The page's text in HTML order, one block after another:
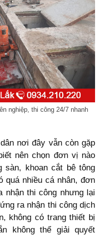
nghiệp, thi công 24/7 nhanh
nơi đây vẫn còn gặp
nên chọn đơn vị nào
sàn, khoan cắt bê tông
quá nhiều cá nhân, đơn
nhận thi công nhưng lại
ra nhận thi công dịch
không có trang thiết bị
không thể giải quyết